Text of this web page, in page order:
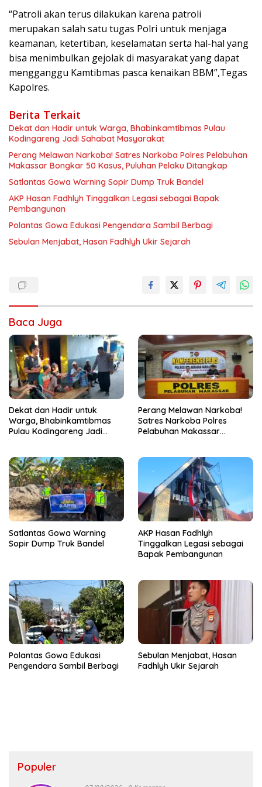
“Patroli akan terus dilakukan karena patroli
merupakan salah satu tugas Polri untuk menjaga
keamanan, ketertiban, keselamatan serta hal-hal yang
bisa menimbulkan gejolak di masyarakat yang dapat
mengganggu Kamtibmas pasca kenaikan BBM”,Tegas
Kapolres.
Berita Terkait
Dekat dan Hadir untuk Warga, Bhabinkamtibmas Pulau
Kodingareng Jadi Sahabat Masyarakat
Perang Melawan Narkoba! Satres Narkoba Polres Pelabuhan
Makassar Bongkar 50 Kasus, Puluhan Pelaku Ditangkap
Satlantas Gowa Warning Sopir Dump Truk Bandel
AKP Hasan Fadhlyh Tinggalkan Legasi sebagai Bapak
Pembangunan
Polantas Gowa Edukasi Pengendara Sambil Berbagi
Sebulan Menjabat, Hasan Fadhlyh Ukir Sejarah
Baca Juga
Dekat dan Hadir untuk
Warga, Bhabinkamtibmas
Pulau Kodingareng Jadi
Perang Melawan Narkoba!
Satres Narkoba Polres
Pelabuhan Makassar
Satlantas Gowa Warning
Sopir Dump Truk Bandel
AKP Hasan Fadhlyh
Tinggalkan Legasi sebagai
Bapak Pembangunan
Polantas Gowa Edukasi
Pengendara Sambil Berbagi
Sebulan Menjabat, Hasan
Fadhlyh Ukir Sejarah
Populer